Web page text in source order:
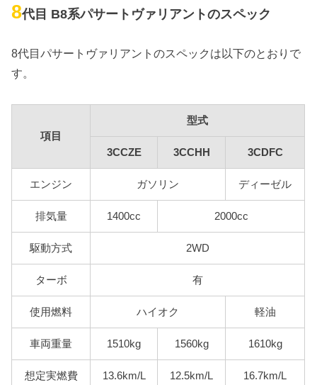
8代目 B8系パサートヴァリアントのスペック
8代目パサートヴァリアントのスペックは以下のとおりで
す。
項目
型式
3CCZE 3CCHH 3CDFC
エンジン ガソリン ディーゼル
排気量 1400cc 2000cc
駆動方式 2WD
ターボ 有
使用燃料 ハイオク 軽油
車両重量 1510kg 1560kg 1610kg
想定実燃費 13.6km/L 12.5km/L 16.7km/L